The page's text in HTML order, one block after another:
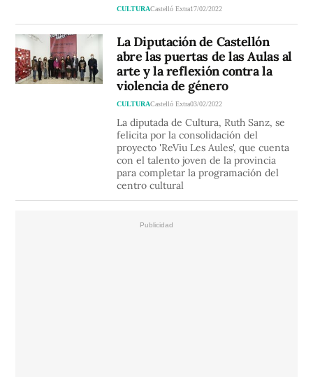
CULTURACastelló Extra17/02/2022
La Diputación de Castellón
abre las puertas de las Aulas al
arte y la reflexión contra la
violencia de género
CULTURACastelló Extra03/02/2022
La diputada de Cultura, Ruth Sanz, se
felicita por la consolidación del
proyecto 'ReViu Les Aules', que cuenta
con el talento joven de la provincia
para completar la programación del
centro cultural